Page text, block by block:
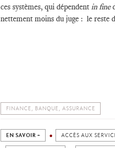
ces systèmes, qui dépendent in fine
nettement moins du juge : le reste
FINANCE, BANQUE, ASSURANCE
EN SAVOIR + ACCÈS AUX